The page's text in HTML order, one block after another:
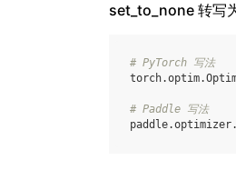
set_to_none 转写
# PyTorch 写法
torch.optim.
# Paddle 写法
paddle.optimizer